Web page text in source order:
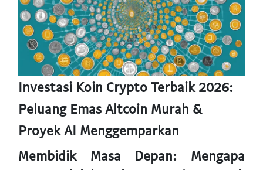
Investasi Koin Crypto Terbaik 2026:
Peluang Emas Altcoin Murah &
Proyek AI Menggemparkan
Membidik Masa Depan: Mengapa